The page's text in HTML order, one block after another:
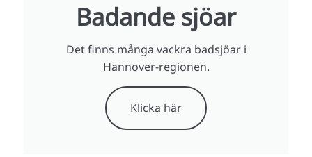
Badande sjöar
Det finns många vackra badsjöar i
Hannover-regionen.
Klicka här